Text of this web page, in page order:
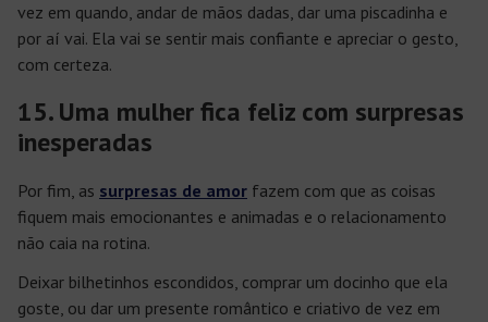
vez em quando, andar de mãos dadas, dar uma piscadinha e
por aí vai. Ela vai se sentir mais confiante e apreciar o gesto,
com certeza.
15. Uma mulher fica feliz com surpresas
inesperadas
Por fim, as surpresas de amor fazem com que as coisas
fiquem mais emocionantes e animadas e o relacionamento
não caia na rotina.
Deixar bilhetinhos escondidos, comprar um docinho que ela
goste, ou dar um presente romântico e criativo de vez em